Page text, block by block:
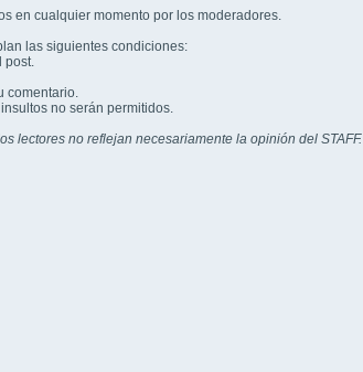
en cualquier momento por los moderadores.
las siguientes condiciones:
post.
comentario.
no serán permitidos.
lectores no reflejan necesariamente la opinión del STAFF.